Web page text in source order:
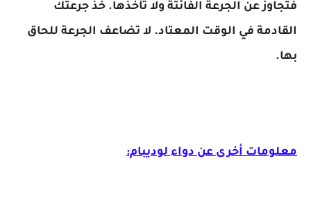
فتجاوز عن الجرعة الفائتة ولا تأخذها. خذ جرعتك
القادمة في الوقت المعتاد. لا تضاعف الجرعة للحاق
بها.
معلومات أخرى عن دواء لوديبام: